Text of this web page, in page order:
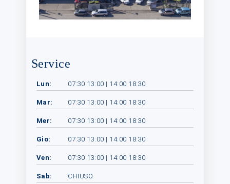
Service
Lun: 07:30 13:00 | 14:00 18:30
Mar: 07:30 13:00 | 14:00 18:30
Mer: 07:30 13:00 | 14:00 18:30
Gio: 07:30 13:00 | 14:00 18:30
Ven: 07:30 13:00 | 14:00 18:30
Sab: CHIUSO